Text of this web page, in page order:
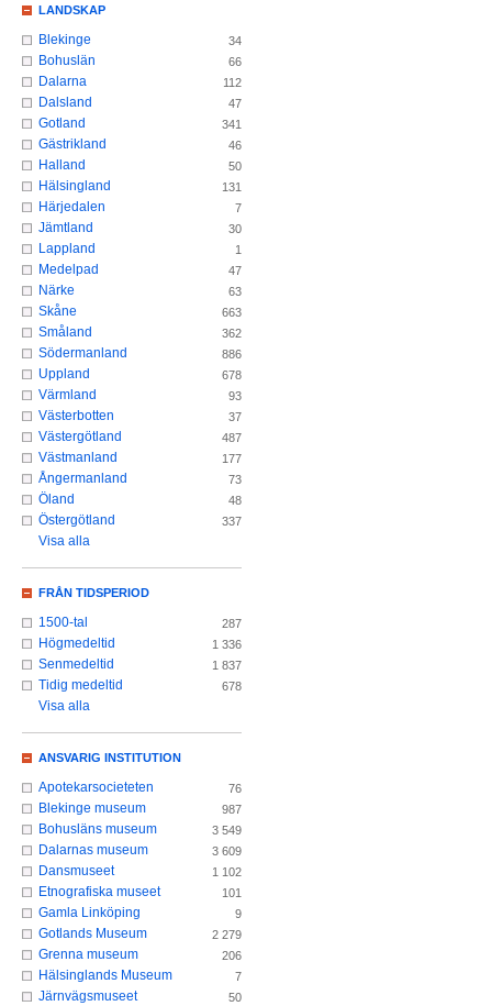
LANDSKAP
Blekinge 34
Bohuslän 66
Dalarna 112
Dalsland 47
Gotland 341
Gästrikland 46
Halland 50
Hälsingland 131
Härjedalen 7
Jämtland 30
Lappland 1
Medelpad 47
Närke 63
Skåne 663
Småland 362
Södermanland 886
Uppland 678
Värmland 93
Västerbotten 37
Västergötland 487
Västmanland 177
Ångermanland 73
Öland 48
Östergötland 337
Visa alla
FRÅN TIDSPERIOD
1500-tal 287
Högmedeltid 1 336
Senmedeltid 1 837
Tidig medeltid 678
Visa alla
ANSVARIG INSTITUTION
Apotekarsocieteten 76
Blekinge museum 987
Bohusläns museum 3 549
Dalarnas museum 3 609
Dansmuseet 1 102
Etnografiska museet 101
Gamla Linköping 9
Gotlands Museum 2 279
Grenna museum 206
Hälsinglands Museum 7
Järnvägsmuseet 50